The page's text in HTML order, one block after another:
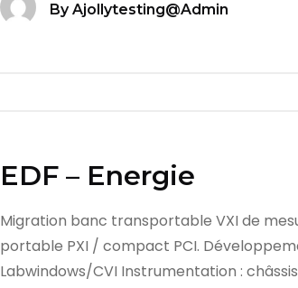
ByAjollytesting@admin
EDF – Energie
Migration banc transportable VXI de
portable PXI / compact PCI.
Labwindows/CVI Instrumentation :